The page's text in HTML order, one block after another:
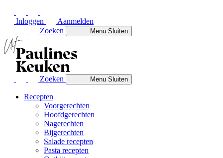
Inloggen
Aanmelden
Zoeken
MenuSluiten
Zoeken MenuSluiten
Recepten
Voorgerechten
Hoofdgerechten
Nagerechten
Bijgerechten
Salade recepten
Pasta recepten